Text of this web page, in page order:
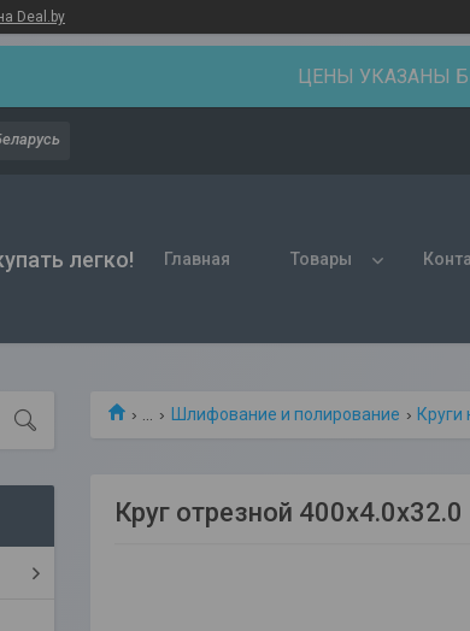
Deal.by
ЦЕНЫ УКАЗАНЫ
легко! Главная Товары
Шлифование и полирование Круги
Круг отрезной